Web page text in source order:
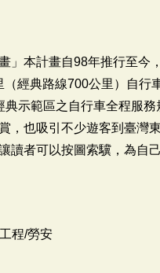
」本計畫自98年推行至今
經典路線700公里）自
示範區之自行車全程服
，也吸引不少遊客到臺灣
讀者可以按圖索驥，為自
程/勞安